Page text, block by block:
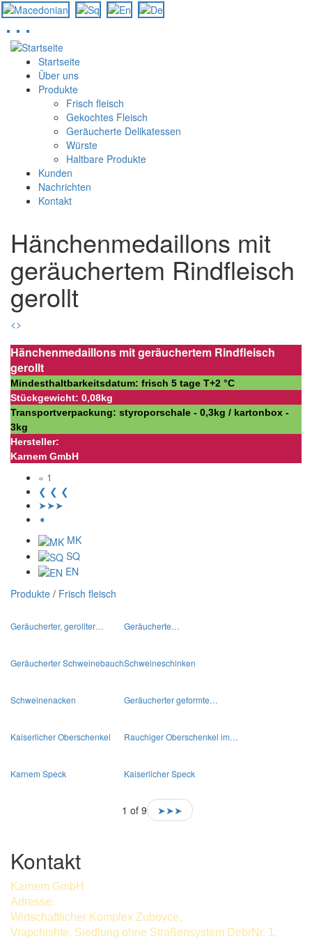
Direkt
Startseite
Über uns
Produkte
Frisch fleisch
Gekochtes Fleisch
Geräucherte Delikatessen
Würste
Haltbare Produkte
Kunden
Nachrichten
Kontakt
Hänchenmedaillons mit
geräuchertem Rindfleisch
gerollt
<>
Hänchenmedaillons mit geräuchertem Rindfleisch
gerollt
Mindesthaltbarkeitsdatum: frisch 5 tage Т+2 °С
Stückgewicht: 0,08kg
Transportverpackung: styroporschale - 0,3kg / kartonbox -
3kg
Hersteller:
Karnem GmbH
« 1
❮ ❮ ❮
➤➤➤
➧
MK
SQ
EN
Produkte / Frisch fleisch
Geräucherter, gerollter… Geräucherte…
Geräucherter SchweinebauchSchweineschinken
Schweinenacken Geräucherter geformte…
Kaiserlicher Oberschenkel Rauchiger Oberschenkel im…
Karnem Speck Kaiserlicher Speck
1 of 9 ➤➤➤
Kontakt
Karnem GmbH
Adresse:
Wirtschaftlicher Komplex Zubovce,
Vrapchishte, Siedlung ohne Straßensystem DebrNr. 1,